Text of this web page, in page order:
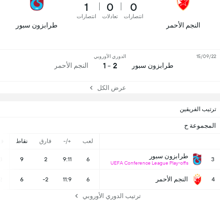
ترتيب الفريقين
المجموعة ح
لعب +/- فارق نقاط
3 طرابزون سبور
UEFA Conference League Play-offs
6
9:11
2
9
4 النجم الأحمر 6
11:9
-2
6
ترتيب الدوري الأوروبي
النجم الأحمر
0
انتصارات
0
تعادلات
1
انتصارات
طرابزون سبور
طرابزون سبور
الدوري الأوروبي
2 - 1 النجم الأحمر
15/09/22
عرض الكل